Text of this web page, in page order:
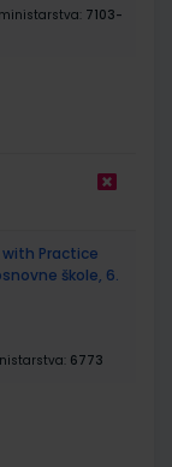
7103-
with Practice
škole, 6.
6773